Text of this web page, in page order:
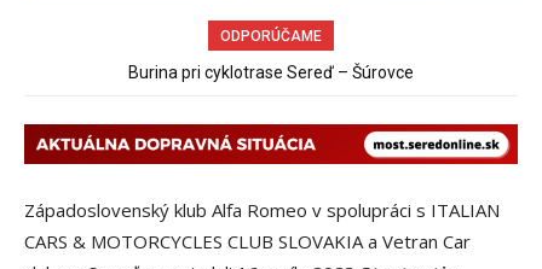
ODPORÚČAME
Burina pri cyklotrase Sereď – Šúrovce
Sereď niekedy bola mestom s výborným napojením na
Západoslovenský klub Alfa Romeo v spolupráci s ITALIAN
CARS & MOTORCYCLES CLUB SLOVAKIA a Vetran Car